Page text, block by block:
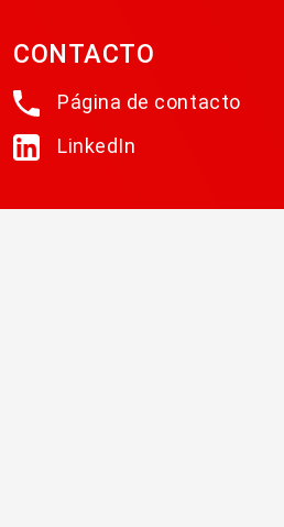
CONTACTO
Página de contacto
LinkedIn